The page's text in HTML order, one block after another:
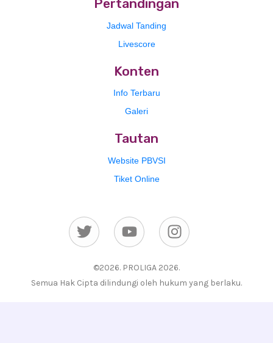
Pertandingan
Jadwal Tanding
Livescore
Konten
Info Terbaru
Galeri
Tautan
Website PBVSI
Tiket Online
TwitterYoutubeInstagram
©2026. PROLIGA 2026.
Semua Hak Cipta dilindungi oleh hukum yang berlaku.